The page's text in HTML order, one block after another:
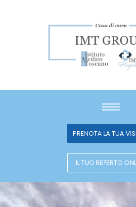
PRENOTA LA TUA
IL TUO REFERTO